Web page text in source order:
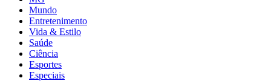
Mundo
Entretenimento
Vida & Estilo
Saúde
Ciência
Esportes
Especiais